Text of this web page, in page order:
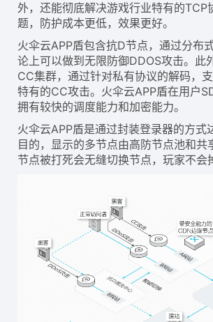
外，还能彻底解决游戏行业特有的TCP
题，防护成本更低，效果更好。
火伞云APP盾包含抗D节点，通过分布
论上可以做到无限防御DDOS攻击。此
CC集群，通过针对私有协议的解码，
特有的CC攻击。火伞云APP盾在用户
拥有较快的调度能力和加密能力。
火伞云APP盾是通过封装登录器的方式
目的，显示的多节点由高防节点池和共
节点被打死会无缝切换节点，玩家不会